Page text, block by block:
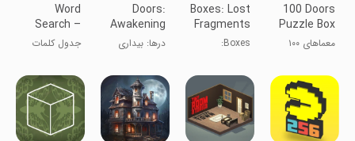
100 Doors
Puzzle Box
معماهای ۱۰۰
Boxes: Lost
Fragments
Boxes:
Doors:
Awakening
درها: بیداری
Word
Search –
Melimots
جدول کلمات